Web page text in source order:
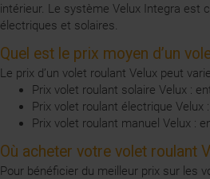
intérieur. Le système Velux Integra est
électriques et solaires.
Quel est le prix moyen d’un
Le prix d’un volet roulant Velux peut
Prix volet roulant solaire Velux :
Prix volet roulant électrique Velux
Prix volet roulant manuel Velux :
Où acheter votre volet roulant
Pour bénéficier du meilleur prix sur les